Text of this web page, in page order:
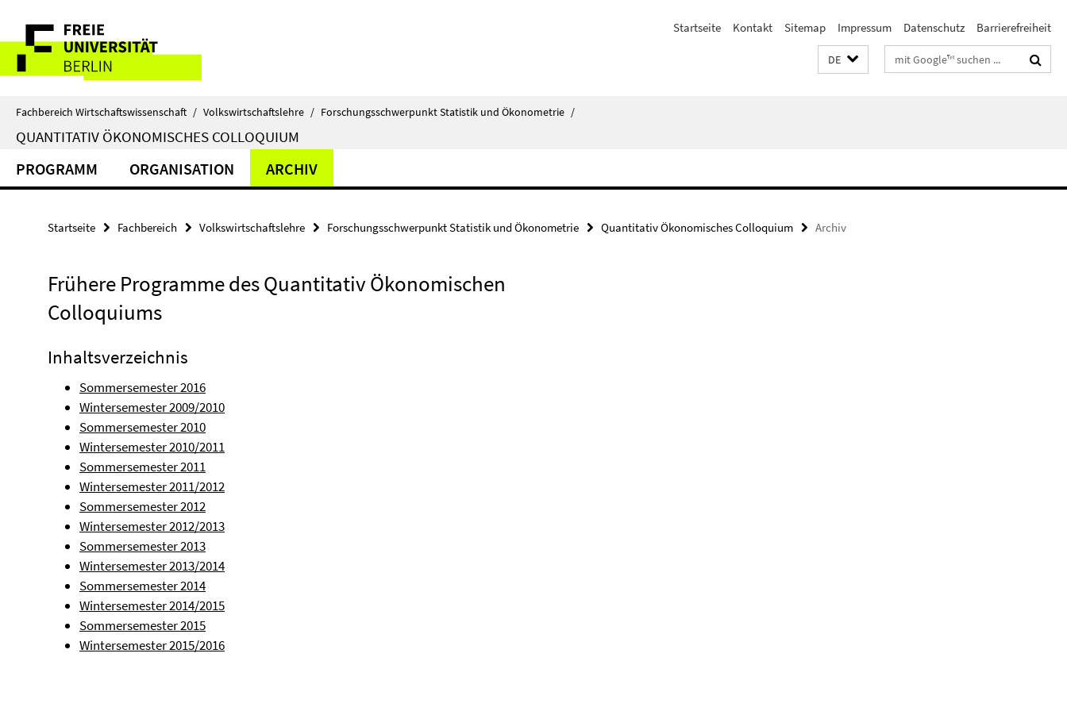
direkt
Inhalt
Service-
Navigation
Startseite Kontakt Sitemap Impressum Datenschutz Barrierefreiheit
DE Suchbegriffe
Fachbereich Wirtschaftswissenschaft / Volkswirtschaftslehre / Forschungsschwerpunkt Statistik und Ökonometrie /
QUANTITATIV ÖKONOMISCHES COLLOQUIUM
PROGRAMM ORGANISATION ARCHIV
Startseite Fachbereich Volkswirtschaftslehre Forschungsschwerpunkt Statistik und Ökonometrie Quantitativ Ökonomisches Colloquium Archiv
Frühere Programme des Quantitativ Ökonomischen
Colloquiums
Inhaltsverzeichnis
Sommersemester 2016
Wintersemester 2009/2010
Sommersemester 2010
Wintersemester 2010/2011
Sommersemester 2011
Wintersemester 2011/2012
Sommersemester 2012
Wintersemester 2012/2013
Sommersemester 2013
Wintersemester 2013/2014
Sommersemester 2014
Wintersemester 2014/2015
Sommersemester 2015
Wintersemester 2015/2016